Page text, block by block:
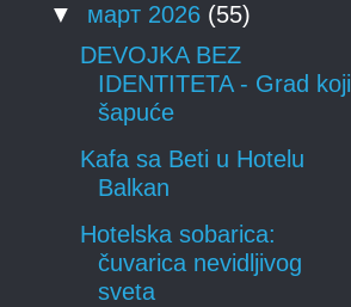
▼ март 2026 (55)
DEVOJKA BEZ
IDENTITETA - Grad koji
šapuće
Kafa sa Beti u Hotelu
Balkan
Hotelska sobarica:
čuvarica nevidljivog
sveta